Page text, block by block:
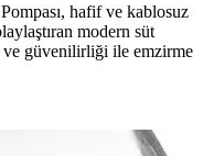
hafif ve kablosuz
modern süt
ve güvenilirliği ile emzirme